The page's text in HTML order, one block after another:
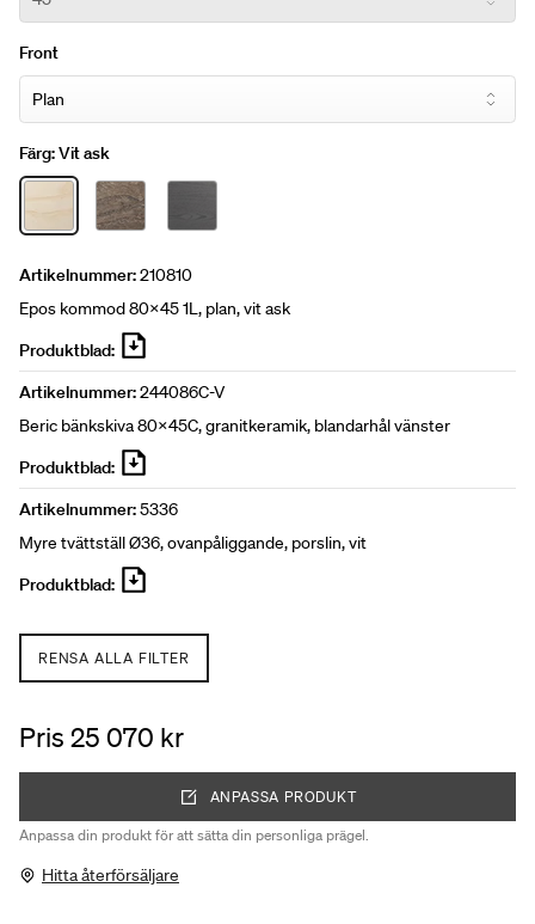
Front
Färg:Vit ask
Artikelnummer:210810
Epos kommod 80x45 1L, plan, vit ask
Produktblad:
Artikelnummer:244086C-V
Beric bänkskiva 80x45C, granitkeramik, blandarhål vänster
Produktblad:
Artikelnummer:5336
Myre tvättställ Ø36, ovanpåliggande, porslin, vit
Produktblad:
RENSA ALLA FILTER
Pris 25 070 kr
ANPASSA PRODUKT
Anpassa din produkt för att sätta din personliga prägel.
Hitta återförsäljare